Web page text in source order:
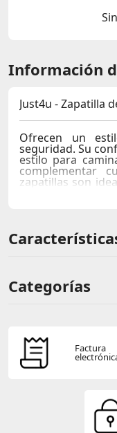
Información
Just4u - Zapatilla
Ofrecen un
seguridad. Su
estilo para
complementar
zapatillas son
calzado urbano
Categorías
Comentarios de
Este
Factura